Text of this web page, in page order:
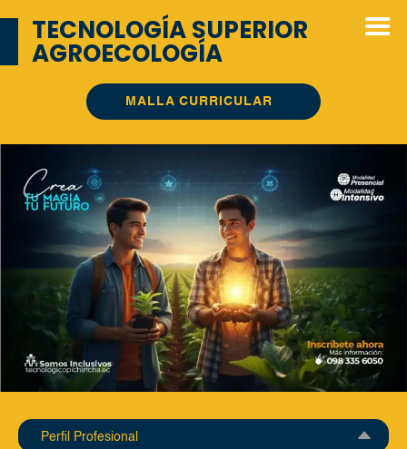
TECNOLOGÍA SUPERIOR
AGROECOLOGÍA
MALLA CURRICULAR
Perfil Profesional